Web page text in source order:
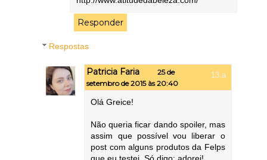
Responder
Respostas
Patricia Faria
25 de
setembro de 2015 às 20:40
Olá Greice!
Não queria ficar dando spoiler, mas
assim que possível vou liberar o
post com alguns produtos da Felps